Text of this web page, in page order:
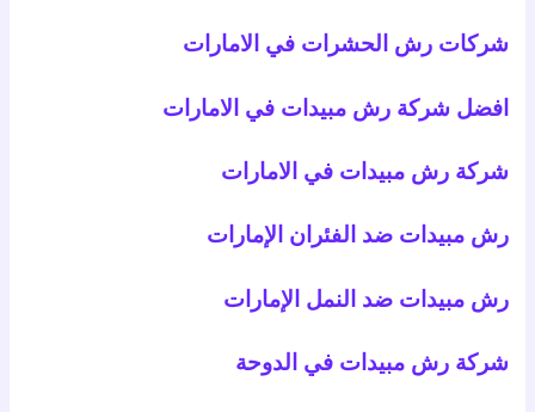
شركات رش الحشرات في الامارات
افضل شركة رش مبيدات في الامارات
شركة رش مبيدات في الامارات
رش مبيدات ضد الفئران الإمارات
رش مبيدات ضد النمل الإمارات
شركة رش مبيدات في الدوحة